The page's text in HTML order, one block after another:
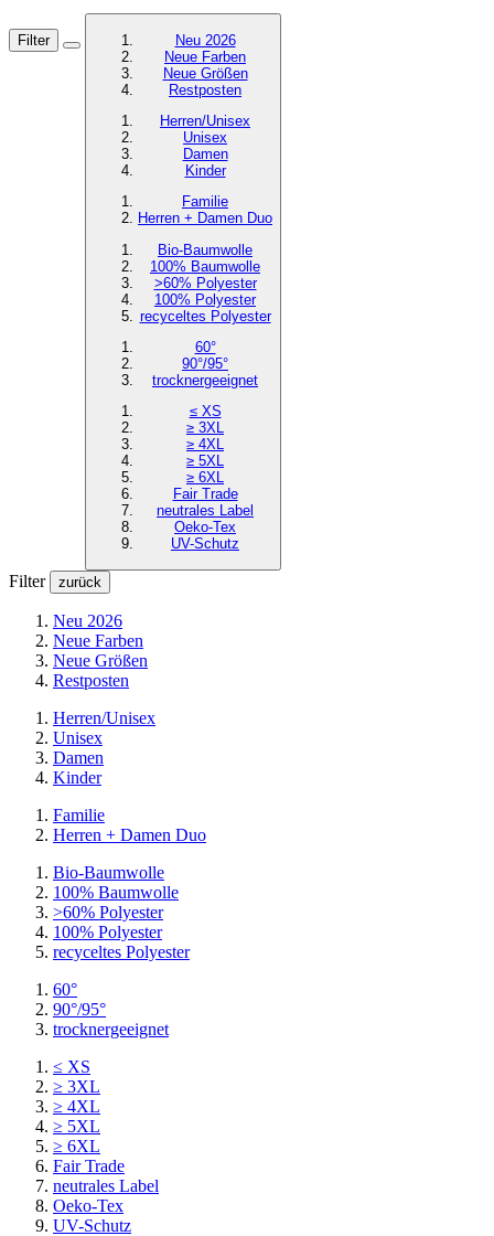
Filter
Neu 2026
Neue Farben
Neue Größen
Restposten
Herren/Unisex
Unisex
Damen
Kinder
Familie
Herren + Damen Duo
Bio-Baumwolle
100% Baumwolle
>60% Polyester
100% Polyester
recyceltes Polyester
60°
90°/95°
trocknergeeignet
≤ XS
≥ 3XL
≥ 4XL
≥ 5XL
≥ 6XL
Fair Trade
neutrales Label
Oeko-Tex
UV-Schutz
Filter zurück
Neu 2026
Neue Farben
Neue Größen
Restposten
Herren/Unisex
Unisex
Damen
Kinder
Familie
Herren + Damen Duo
Bio-Baumwolle
100% Baumwolle
>60% Polyester
100% Polyester
recyceltes Polyester
60°
90°/95°
trocknergeeignet
≤ XS
≥ 3XL
≥ 4XL
≥ 5XL
≥ 6XL
Fair Trade
neutrales Label
Oeko-Tex
UV-Schutz